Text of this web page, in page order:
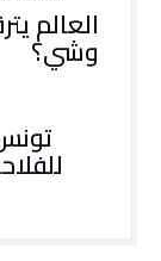
العالم
وشي؟